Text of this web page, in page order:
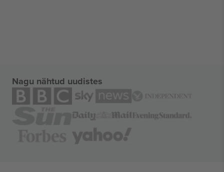
Nagu nähtud uudistes